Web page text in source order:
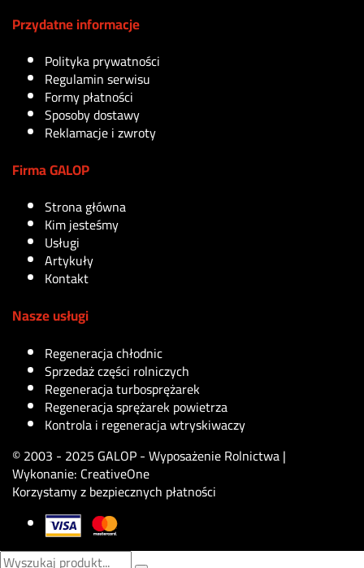
Przydatne informacje
Polityka prywatności
Regulamin serwisu
Formy płatności
Sposoby dostawy
Reklamacje i zwroty
Firma GALOP
Strona główna
Kim jesteśmy
Usługi
Artykuły
Kontakt
Nasze usługi
Regeneracja chłodnic
Sprzedaż części rolniczych
Regeneracja turbosprężarek
Regeneracja sprężarek powietrza
Kontrola i regeneracja wtryskiwaczy
© 2003 - 2025 GALOP - Wyposażenie Rolnictwa |
Wykonanie: CreativeOne
Korzystamy z bezpiecznych płatności